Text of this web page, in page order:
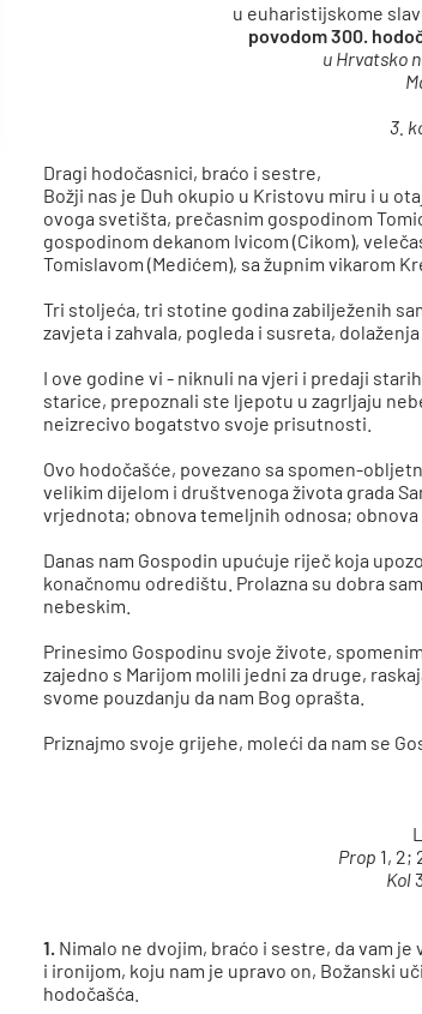
u euharistijskome
povodom 300.
u Hrvatsko
3.
Dragi hodočasnici, braćo i sestre,
Božji nas je Duh okupio u Kristovu miru i u
ovoga svetišta, prečasnim gospodinom
gospodinom dekanom Ivicom (Cikom),
Tomislavom (Medićem), sa župnim vikarom
Tri stoljeća, tri stotine godina zabilježenih
zavjeta i zahvala, pogleda i susreta,
I ove godine vi - niknuli na vjeri i predaji
starice, prepoznali ste ljepotu u zagrljaju
neizrecivo bogatstvo svoje prisutnosti.
Ovo hodočašće, povezano sa spomen-
velikim dijelom i društvenoga života grada
vrjednota; obnova temeljnih odnosa;
Danas nam Gospodin upućuje riječ koja
konačnomu odredištu. Prolazna su dobra
nebeskim.
Prinesimo Gospodinu svoje živote,
zajedno s Marijom molili jedni za druge,
svome pouzdanju da nam Bog oprašta.
Priznajmo svoje grijehe, moleći da nam se
Prop 1, 2;
Kol
1. Nimalo ne dvojim, braćo i sestre, da vam
i ironijom, koju nam je upravo on, Božanski
hodočašća.